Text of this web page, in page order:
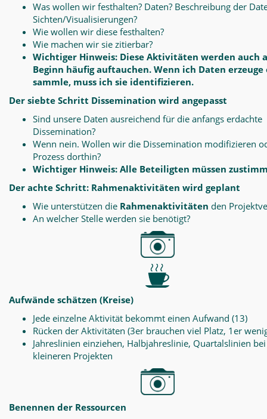
Was wollen wir festhalten? Daten? Beschreibung der
Sichten/Visualisierungen?
Wie wollen wir diese festhalten?
Wie machen wir sie zitierbar?
Wichtiger Hinweis: Diese Aktivitäten werden auch
Beginn häufig auftauchen. Wenn ich Daten erzeuge
sammle, muss ich sie identifizieren.
Der siebte Schritt Dissemination wird angepasst
Sind unsere Daten ausreichend für die anfangs erdachte
Dissemination?
Wenn nein. Wollen wir die Dissemination modifizieren
Prozess dorthin?
Wichtiger Hinweis: Alle Beteiligten müssen
Der achte Schritt: Rahmenaktivitäten wird geplant
Wie unterstützen die Rahmenaktivitäten den
An welcher Stelle werden sie benötigt?
Aufwände schätzen (Kreise)
Jede einzelne Aktivität bekommt einen Aufwand (13)
Rücken der Aktivitäten (3er brauchen viel Platz, 1er
Jahreslinien einziehen, Halbjahreslinie, Quartalslinien bei
kleineren Projekten
Benennen der Ressourcen